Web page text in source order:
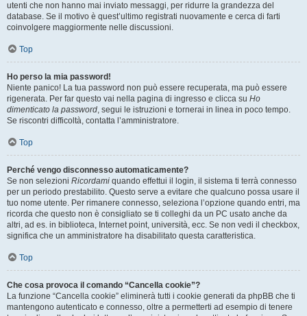
utenti che non hanno mai inviato messaggi, per ridurre la grandezza del
database. Se il motivo è quest’ultimo registrati nuovamente e cerca di farti
coinvolgere maggiormente nelle discussioni.
Top
Ho perso la mia password!
Niente panico! La tua password non può essere recuperata, ma può essere
rigenerata. Per far questo vai nella pagina di ingresso e clicca su Ho
dimenticato la password, segui le istruzioni e tornerai in linea in poco tempo.
Se riscontri difficoltà, contatta l’amministratore.
Top
Perché vengo disconnesso automaticamente?
Se non selezioni Ricordami quando effettui il login, il sistema ti terrà connesso
per un periodo prestabilito. Questo serve a evitare che qualcuno possa usare il
tuo nome utente. Per rimanere connesso, seleziona l’opzione quando entri, ma
ricorda che questo non è consigliato se ti colleghi da un PC usato anche da
altri, ad es. in biblioteca, Internet point, università, ecc. Se non vedi il checkbox,
significa che un amministratore ha disabilitato questa caratteristica.
Top
Che cosa provoca il comando “Cancella cookie”?
La funzione “Cancella cookie” eliminerà tutti i cookie generati da phpBB che ti
mantengono autenticato e connesso, oltre a permetterti ad esempio di tenere